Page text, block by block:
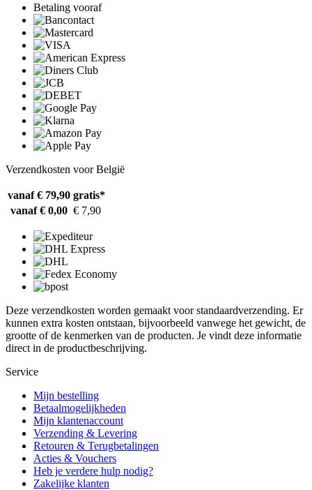
Betaling vooraf
Verzendkosten voor België
vanaf € 79,90 gratis*
vanaf € 0,00 € 7,90
Deze verzendkosten worden gemaakt voor standaardverzending. Er
kunnen extra kosten ontstaan, bijvoorbeeld vanwege het gewicht, de
grootte of de kenmerken van de producten. Je vindt deze informatie
direct in de productbeschrijving.
Service
Mijn bestelling
Betaalmogelijkheden
Mijn klantenaccount
Verzending & Levering
Retouren & Terugbetalingen
Acties & Vouchers
Heb je verdere hulp nodig?
Zakelijke klanten